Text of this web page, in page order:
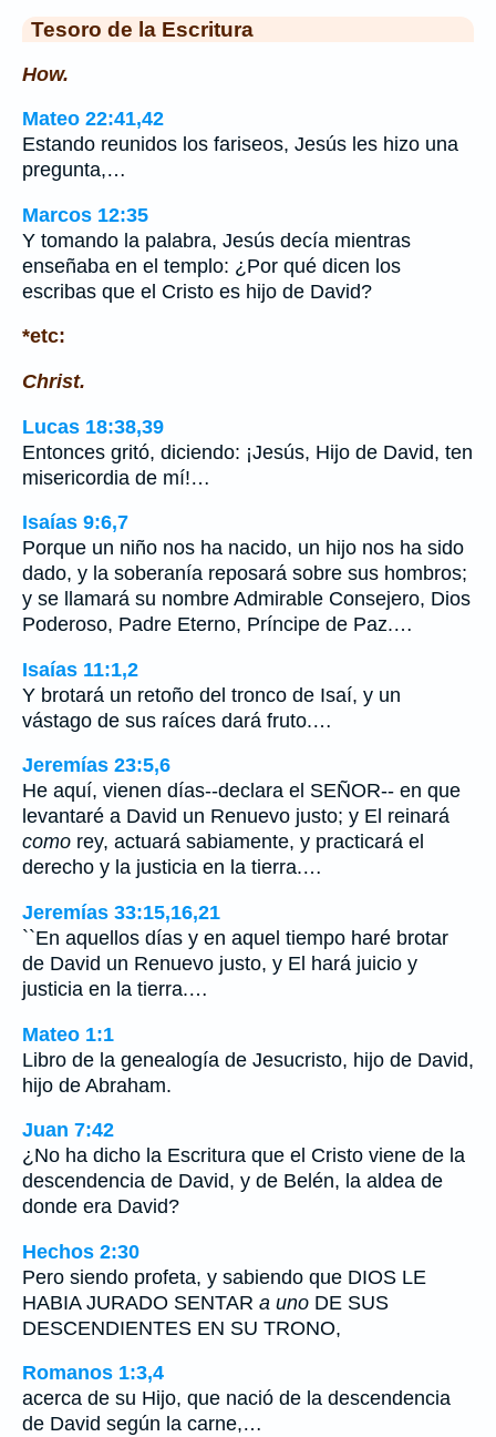
Tesoro de la Escritura
How.
Mateo 22:41,42
Estando reunidos los fariseos, Jesús les hizo una
pregunta,…
Marcos 12:35
Y tomando la palabra, Jesús decía mientras
enseñaba en el templo: ¿Por qué dicen los
escribas que el Cristo es hijo de David?
*etc:
Christ.
Lucas 18:38,39
Entonces gritó, diciendo: ¡Jesús, Hijo de David, ten
misericordia de mí!…
Isaías 9:6,7
Porque un niño nos ha nacido, un hijo nos ha sido
dado, y la soberanía reposará sobre sus hombros;
y se llamará su nombre Admirable Consejero, Dios
Poderoso, Padre Eterno, Príncipe de Paz.…
Isaías 11:1,2
Y brotará un retoño del tronco de Isaí, y un
vástago de sus raíces dará fruto.…
Jeremías 23:5,6
He aquí, vienen días--declara el SEÑOR-- en que
levantaré a David un Renuevo justo; y El reinará
como rey, actuará sabiamente, y practicará el
derecho y la justicia en la tierra.…
Jeremías 33:15,16,21
``En aquellos días y en aquel tiempo haré brotar
de David un Renuevo justo, y El hará juicio y
justicia en la tierra.…
Mateo 1:1
Libro de la genealogía de Jesucristo, hijo de David,
hijo de Abraham.
Juan 7:42
¿No ha dicho la Escritura que el Cristo viene de la
descendencia de David, y de Belén, la aldea de
donde era David?
Hechos 2:30
Pero siendo profeta, y sabiendo que DIOS LE
HABIA JURADO SENTAR a uno DE SUS
DESCENDIENTES EN SU TRONO,
Romanos 1:3,4
acerca de su Hijo, que nació de la descendencia
de David según la carne,…